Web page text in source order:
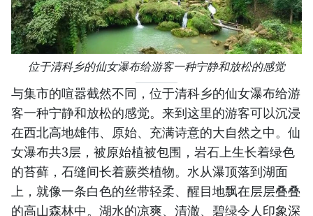
位于清科乡的仙女瀑布给游客一种宁静和放松的感觉
与集市的喧嚣截然不同，位于清科乡的仙女瀑布给游
客一种宁静和放松的感觉。来到这里的游客可以沉浸
在西北高地雄伟、原始、充满诗意的大自然之中。仙
女瀑布共3层，被原始植被包围，岩石上生长着绿色
的苔藓，石缝间长着蕨类植物。水从瀑顶落到湖面
上，就像一条白色的丝带轻柔、醒目地飘在层层叠叠
的高山森林中。湖水的凉爽、清澈、碧绿令人印象深